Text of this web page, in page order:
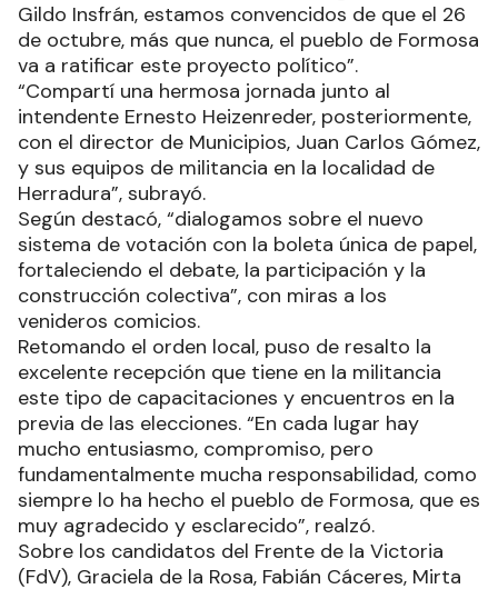
Gildo Insfrán, estamos convencidos de que el 26
de octubre, más que nunca, el pueblo de Formosa
va a ratificar este proyecto político”.
“Compartí una hermosa jornada junto al
intendente Ernesto Heizenreder, posteriormente,
con el director de Municipios, Juan Carlos Gómez,
y sus equipos de militancia en la localidad de
Herradura”, subrayó.
Según destacó, “dialogamos sobre el nuevo
sistema de votación con la boleta única de papel,
fortaleciendo el debate, la participación y la
construcción colectiva”, con miras a los
venideros comicios.
Retomando el orden local, puso de resalto la
excelente recepción que tiene en la militancia
este tipo de capacitaciones y encuentros en la
previa de las elecciones. “En cada lugar hay
mucho entusiasmo, compromiso, pero
fundamentalmente mucha responsabilidad, como
siempre lo ha hecho el pueblo de Formosa, que es
muy agradecido y esclarecido”, realzó.
Sobre los candidatos del Frente de la Victoria
(FdV), Graciela de la Rosa, Fabián Cáceres, Mirta